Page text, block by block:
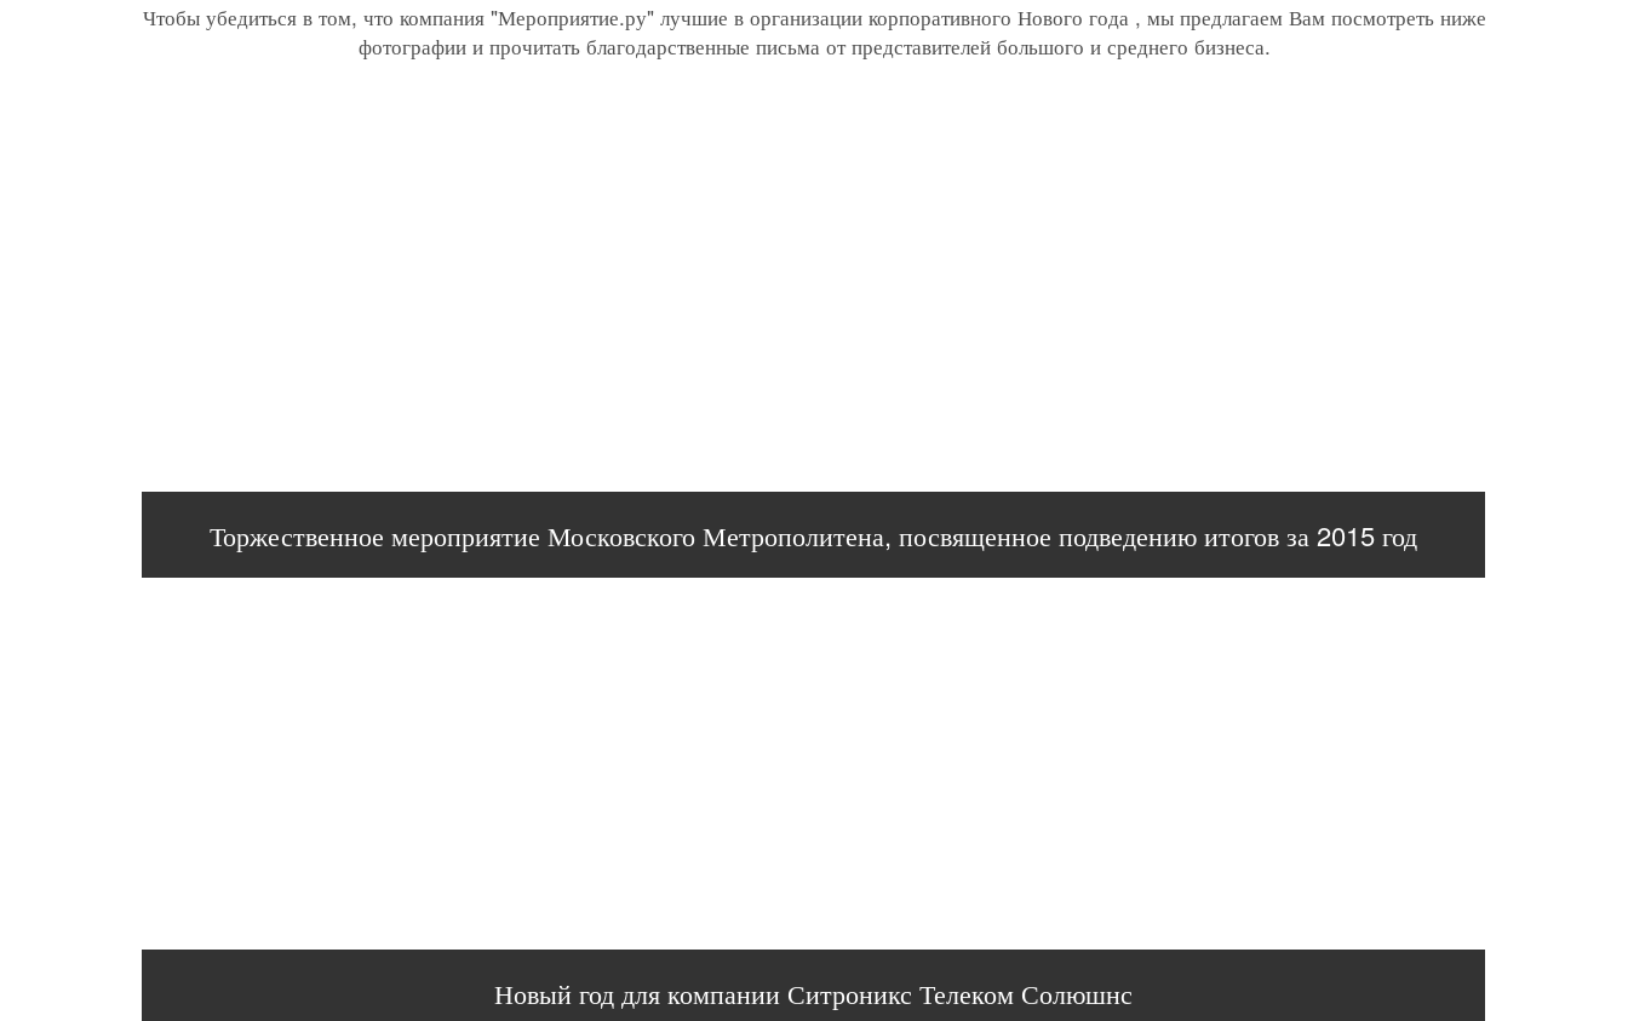
Чтобы убедиться в том, что компания "Мероприятие.ру" лучшие в организации корпоративного Нового года , мы предлагаем Вам посмотреть ниже
фотографии и прочитать благодарственные письма от представителей большого и среднего бизнеса.
Торжественное мероприятие Московского Метрополитена, посвященное подведению итогов за 2015 год
Новый год для компании Ситроникс Телеком Солюшнс